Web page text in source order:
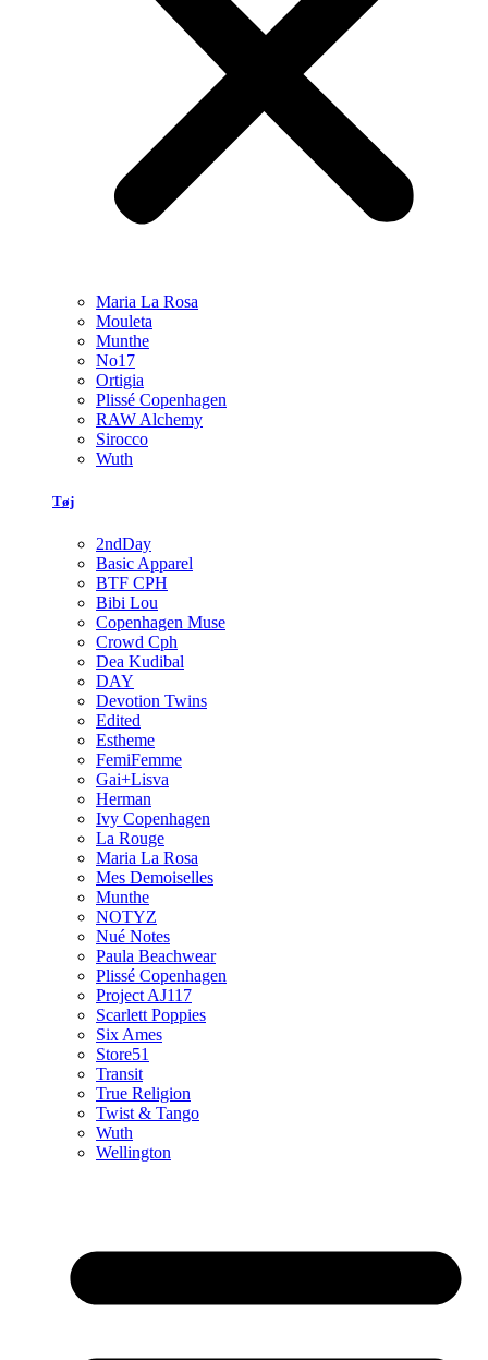
Maria La Rosa
Mouleta
Munthe
No17
Ortigia
Plissé Copenhagen
RAW Alchemy
Sirocco
Wuth
Tøj
2ndDay
Basic Apparel
BTF CPH
Bibi Lou
Copenhagen Muse
Crowd Cph
Dea Kudibal
DAY
Devotion Twins
Edited
Estheme
FemiFemme
Gai+Lisva
Herman
Ivy Copenhagen
La Rouge
Maria La Rosa
Mes Demoiselles
Munthe
NOTYZ
Nué Notes
Paula Beachwear
Plissé Copenhagen
Project AJ117
Scarlett Poppies
Six Ames
Store51
Transit
True Religion
Twist & Tango
Wuth
Wellington